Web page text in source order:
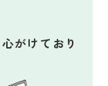
がけており